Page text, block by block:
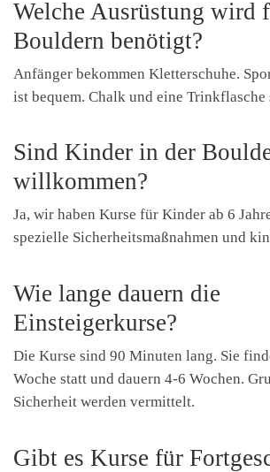
Welche Ausrüstung wird
Bouldern benötigt?
Anfänger bekommen Kletterschuhe.
ist bequem. Chalk und eine
Sind Kinder in der
willkommen?
Ja, wir haben Kurse für Kinder ab 6
spezielle Sicherheitsmaßnahmen und
Wie lange dauern die
Einsteigerkurse?
Die Kurse sind 90 Minuten lang. Sie
Woche statt und dauern 4-6 Wochen.
Sicherheit werden vermittelt.
Gibt es Kurse für